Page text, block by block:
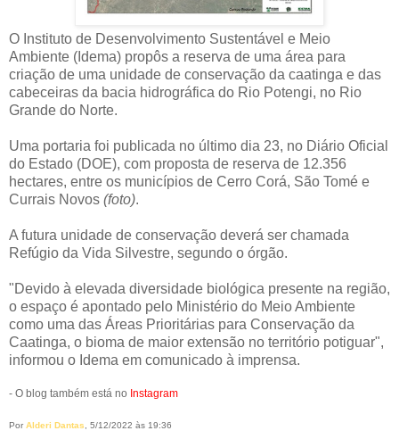
O Instituto de Desenvolvimento Sustentável e Meio
Ambiente (Idema) propôs a reserva de uma área para
criação de uma unidade de conservação da caatinga e das
cabeceiras da bacia hidrográfica do Rio Potengi, no Rio
Grande do Norte.
Uma portaria foi publicada no último dia 23, no Diário Oficial
do Estado (DOE), com proposta de reserva de 12.356
hectares, entre os municípios de Cerro Corá, São Tomé e
Currais Novos (foto).
A futura unidade de conservação deverá ser chamada
Refúgio da Vida Silvestre, segundo o órgão.
"Devido à elevada diversidade biológica presente na região,
o espaço é apontado pelo Ministério do Meio Ambiente
como uma das Áreas Prioritárias para Conservação da
Caatinga, o bioma de maior extensão no território potiguar",
informou o Idema em comunicado à imprensa.
- O blog também está no Instagram
Por Alderi Dantas, 5/12/2022 às 19:36